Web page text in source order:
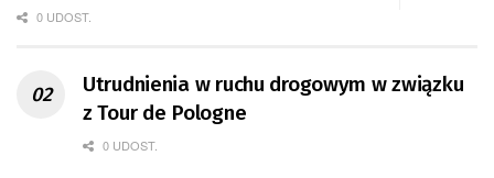
0 UDOST.
Utrudnienia w ruchu drogowym w związku
z Tour de Pologne
0 UDOST.